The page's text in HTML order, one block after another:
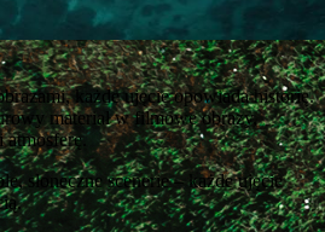
każde ujęcie opowiada historię.
materiał w filmowe obrazy,
atmosferę.
słoneczne scenerie – każde ujęcie